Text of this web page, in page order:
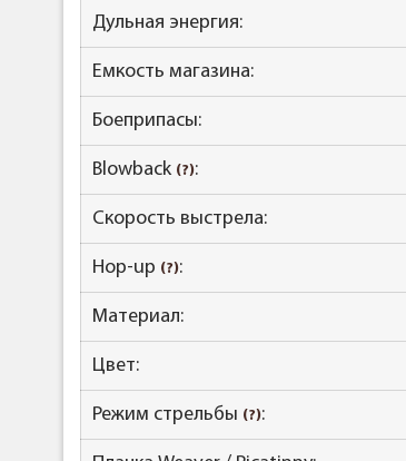
Дульная энергия:
Емкость магазина:
Боеприпасы:
Blowback (?):
Скорость выстрела:
Hop-up (?):
Материал:
Цвет:
Режим стрельбы (?):